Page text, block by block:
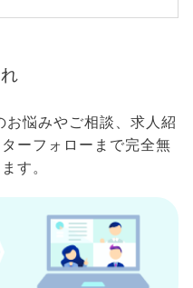
悩みやご相談、求人紹
ーフォローまで完全無
す。